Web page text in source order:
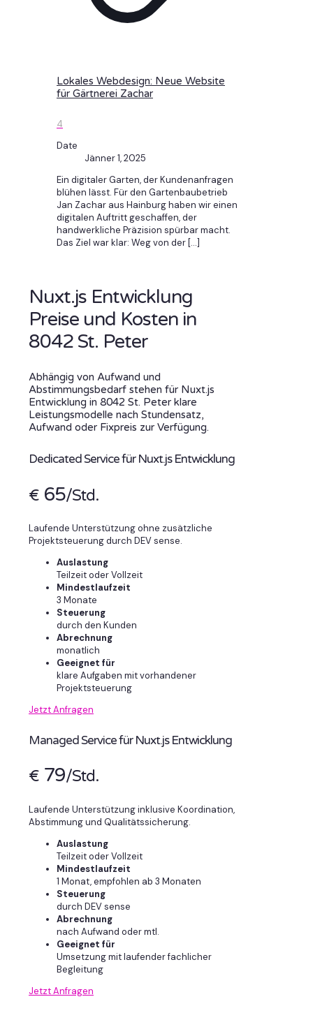
Lokales Webdesign: Neue Website
für Gärtnerei Zachar
4
Date
Jänner 1, 2025
Ein digitaler Garten, der Kundenanfragen
blühen lässt. Für den Gartenbaubetrieb
Jan Zachar aus Hainburg haben wir einen
digitalen Auftritt geschaffen, der
handwerkliche Präzision spürbar macht.
Das Ziel war klar: Weg von der […]
Nuxt.js Entwicklung
Preise und Kosten in
8042 St. Peter
Abhängig von Aufwand und
Abstimmungsbedarf stehen für Nuxt.js
Entwicklung in 8042 St. Peter klare
Leistungsmodelle nach Stundensatz,
Aufwand oder Fixpreis zur Verfügung.
Dedicated Service für Nuxt.js Entwicklung
€ 65/Std.
Laufende Unterstützung ohne zusätzliche
Projektsteuerung durch DEV sense.
Auslastung
Teilzeit oder Vollzeit
Mindestlaufzeit
3 Monate
Steuerung
durch den Kunden
Abrechnung
monatlich
Geeignet für
klare Aufgaben mit vorhandener
Projektsteuerung
Jetzt Anfragen
Managed Service für Nuxt.js Entwicklung
€ 79/Std.
Laufende Unterstützung inklusive Koordination,
Abstimmung und Qualitätssicherung.
Auslastung
Teilzeit oder Vollzeit
Mindestlaufzeit
1 Monat, empfohlen ab 3 Monaten
Steuerung
durch DEV sense
Abrechnung
nach Aufwand oder mtl.
Geeignet für
Umsetzung mit laufender fachlicher
Begleitung
Jetzt Anfragen